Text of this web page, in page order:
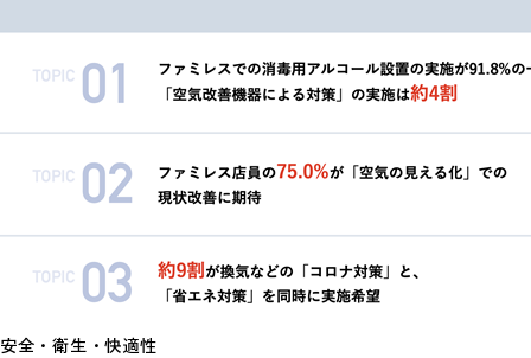
安全・衛生・快適性